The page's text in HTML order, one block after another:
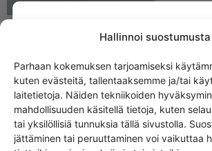
Hallinnoi suostumusta
Parhaan kokemuksen tarjoamiseksi
kuten evästeitä, tallentaaksemme ja/tai
laitetietoja. Näiden tekniikoiden
mahdollisuuden käsitellä tietoja, kuten
tai yksilöllisiä tunnuksia tällä sivustolla.
jättäminen tai peruuttaminen voi vaikuttaa
9,00 €
Get -5%
off?
Yes! I want the